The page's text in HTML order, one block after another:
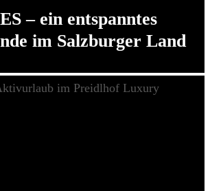
– ein entspanntes
im Salzburger Land